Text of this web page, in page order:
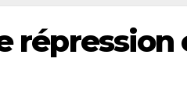
répression